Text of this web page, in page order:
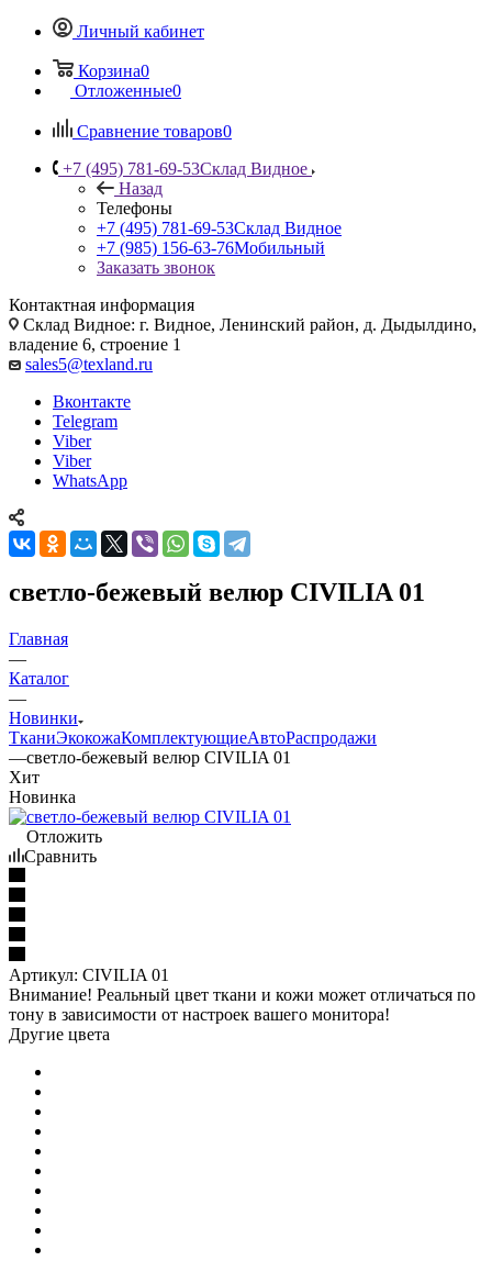
Личный кабинет
Корзина0
Отложенные0
Сравнение товаров0
+7 (495) 781-69-53Склад Видное
Назад
Телефоны
+7 (495) 781-69-53Склад Видное
+7 (985) 156-63-76Мобильный
Заказать звонок
Контактная информация
Склад Видное: г. Видное, Ленинский район, д. Дыдылдино,
владение 6, строение 1
sales5@texland.ru
Вконтакте
Telegram
Viber
Viber
WhatsApp
светло-бежевый велюр CIVILIA 01
Главная
—
Каталог
—
Новинки
ТканиЭкокожаКомплектующиеАвтоРаспродажи
—светло-бежевый велюр CIVILIA 01
Хит
Новинка
Отложить
Сравнить
Артикул: CIVILIA 01
Внимание! Реальный цвет ткани и кожи может отличаться по
тону в зависимости от настроек вашего монитора!
Другие цвета